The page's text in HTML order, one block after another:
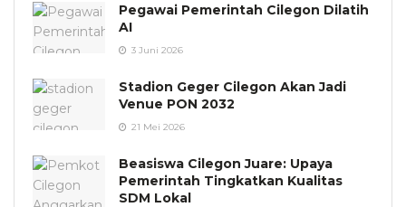
Pegawai Pemerintah Cilegon Dilatih
AI
3 Juni 2026
Stadion Geger Cilegon Akan Jadi
Venue PON 2032
21 Mei 2026
Beasiswa Cilegon Juare: Upaya
Pemerintah Tingkatkan Kualitas
SDM Lokal